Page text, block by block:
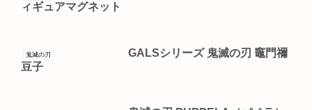
ィギュアマグネット
鬼滅の刃
GALSシリーズ 鬼滅の刃 竈門禰
豆子